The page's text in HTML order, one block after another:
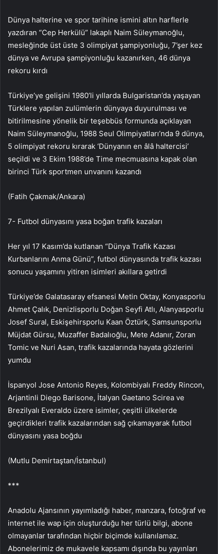
Dünya halterine ve spor tarihine ismini altın harflerle
yazdıran “Cep Herkülü” lakaplı Naim Süleymanoğlu,
mesleğinde üst üste 3 olimpiyat şampiyonluğu, 7’şer kez
dünya ve Avrupa şampiyonluğu kazanırken, 46 dünya
rekoru kırdı
Türkiye’ye gelişini 1980’li yıllarda Bulgaristan’da yaşayan
Türklere yapılan zulümlerin dünyaya duyurulması ve
bitirilmesine yönelik bir teşebbüs formunda açıklayan
Naim Süleymanoğlu, 1988 Seul Olimpiyatları’nda 9 dünya,
5 olimpiyat rekoru kırarak ‘Dünyanın en âlâ haltercisi’
seçildi ve 3 Ekim 1988’de Time mecmuasına kapak olan
birinci Türk sportmen unvanını kazandı
(Fatih Çakmak/Ankara)
7- Futbol dünyasını yasa boğan trafik kazaları
Her yıl 17 Kasım’da kutlanan “Dünya Trafik Kazası
Kurbanlarını Anma Günü”, futbol dünyasında trafik kazası
sonucu yaşamını yitiren isimleri akıllara getirdi
Türkiye’de Galatasaray efsanesi Metin Oktay, Konyasporlu
Ahmet Çalık, Denizlisporlu Doğan Seyfi Atlı, Alanyasporlu
Josef Sural, Eskişehirsporlu Kaan Öztürk, Samsunsporlu
Müjdat Gürsu, Muzaffer Badalıoğlu, Mete Adanır, Zoran
Tomic ve Nuri Asan, trafik kazalarında hayata gözlerini
yumdu
İspanyol Jose Antonio Reyes, Kolombiyalı Freddy Rincon,
Arjantinli Diego Barisone, İtalyan Gaetano Scirea ve
Brezilyalı Everaldo üzere isimler, çeşitli ülkelerde
geçirdikleri trafik kazalarından sağ çıkamayarak futbol
dünyasını yasa boğdu
(Mutlu Demirtaştan/İstanbul)
***
Anadolu Ajansının yayımladığı haber, manzara, fotoğraf ve
internet ile wap için oluşturduğu her türlü bilgi, abone
olmayanlar tarafından hiçbir biçimde kullanılamaz.
Abonelerimiz de mukavele kapsamı dışında bu yayınları